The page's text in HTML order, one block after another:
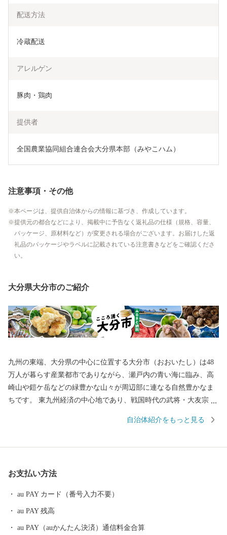
配送方法
冷蔵配送
アレルゲン
豚肉・鶏肉
提供者
全国農業協同組合連合会大分県本部（みやこハム）
注意事項・その他
本ページは、提供自治体からの情報に基づき、作成しています。
提供元の都合などにより、掲載中に予告なく返礼品の仕様（規格、容量、
パッケージ、原材料など）が変更される場合がございます。お届けした返
礼品のパッケージやラベルに記載されている注意書きなどをご確認くださ
い。
大分県大分市のご紹介
九州の東端、大分県の中心に位置する大分市（おおいたし）は48
万人が暮らす産業都市でありながら、瀬戸内の青い海に臨み、高
崎山や鎧ケ岳などの緑豊かな山々が周辺部に連なる自然豊かなま
ちです。 東九州経済の中心地であり、戦国時代の武将・大友宗麟
発祥都市として繁栄し、高度成長期以降は工業を中心として幅広
な農畜産物、「大分ふぐ」「とり天」「大分銘菓ざびえる」「吉
野の鶏めし」など多彩な食資源に恵まれた自然と都市が共存する
をしていただいた方には、市のＰＲも兼ねて返礼品をお送りさせ
ていただきます。 【ご注意】 ・返礼品の送付は、大分市外にお住
自治体紹介をもっと見る
お支払い方法
au PAY カード（番号入力不要）
au PAY 残高
au PAY（auかんたん決済）通信料金合算